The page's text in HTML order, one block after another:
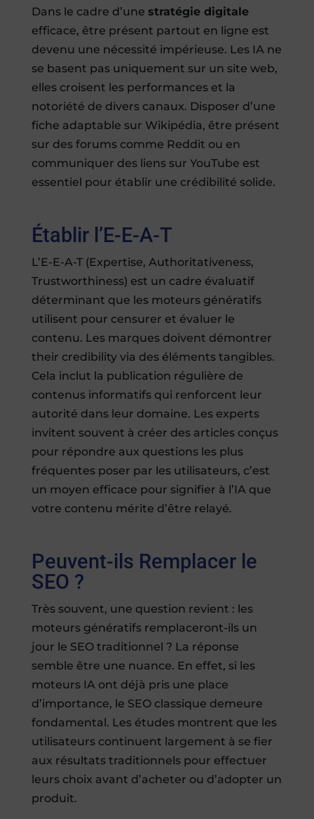
Dans le cadre d’une stratégie digitale
efficace, être présent partout en ligne est
devenu une nécessité impérieuse. Les IA ne
se basent pas uniquement sur un site web,
elles croisent les performances et la
notoriété de divers canaux. Disposer d’une
fiche adaptable sur Wikipédia, être présent
sur des forums comme Reddit ou en
communiquer des liens sur YouTube est
essentiel pour établir une crédibilité solide.
Établir l’E-E-A-T
L’E-E-A-T (Expertise, Authoritativeness,
Trustworthiness) est un cadre évaluatif
déterminant que les moteurs génératifs
utilisent pour censurer et évaluer le
contenu. Les marques doivent démontrer
their credibility via des éléments tangibles.
Cela inclut la publication régulière de
contenus informatifs qui renforcent leur
autorité dans leur domaine. Les experts
invitent souvent à créer des articles conçus
pour répondre aux questions les plus
fréquentes poser par les utilisateurs, c’est
un moyen efficace pour signifier à l’IA que
votre contenu mérite d’être relayé.
Peuvent-ils Remplacer le
SEO ?
Très souvent, une question revient : les
moteurs génératifs remplaceront-ils un
jour le SEO traditionnel ? La réponse
semble être une nuance. En effet, si les
moteurs IA ont déjà pris une place
d’importance, le SEO classique demeure
fondamental. Les études montrent que les
utilisateurs continuent largement à se fier
aux résultats traditionnels pour effectuer
leurs choix avant d’acheter ou d’adopter un
produit.